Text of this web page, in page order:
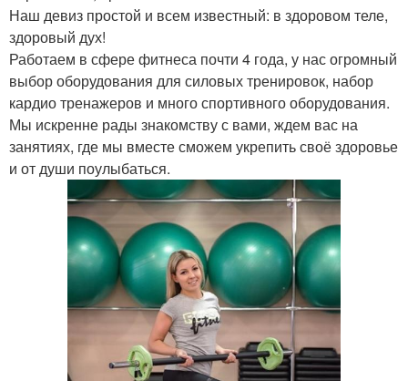
Наш девиз простой и всем известный: в здоровом теле,
здоровый дух!
Работаем в сфере фитнеса почти 4 года, у нас огромный
выбор оборудования для силовых тренировок, набор
кардио тренажеров и много спортивного оборудования.
Мы искренне рады знакомству с вами, ждем вас на
занятиях, где мы вместе сможем укрепить своё здоровье
и от души поулыбаться.